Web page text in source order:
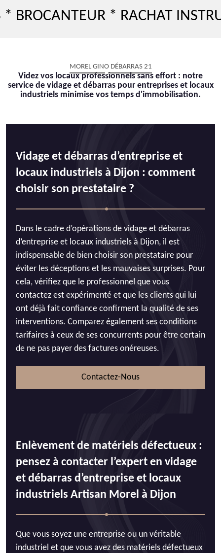
* RACHAT
MOREL GINO DÉBARRAS 21
Videz vos locaux professionnels sans effort : notre
service de vidage et débarras pour entreprises et locaux
industriels minimise vos temps d'immobilisation.
Vidage et débarras d’entreprise et
locaux industriels à Dijon : comment
choisir son prestataire ?
Dans le cadre d’opérations de vidage et débarras
d’entreprise et locaux industriels à Dijon, il est
indispensable de bien choisir son prestataire pour
éviter les déceptions et les mauvaises surprises. Pour
cela, vérifiez que le professionnel que vous
contactez est expérimenté et que les clients qui lui
ont déjà fait confiance confirment la qualité de ses
interventions. Comparez également ses conditions
tarifaires à ceux de ses concurrents pour être certain
de ne pas payer des factures onéreuses.
Contactez-Nous
Enlèvement de matériels défectueux :
pensez à contacter l’expert en vidage
et débarras d’entreprise et locaux
industriels Artisan Morel à Dijon
Que vous soyez une entreprise ou un véritable
industriel et que vous avez des matériels défectueux